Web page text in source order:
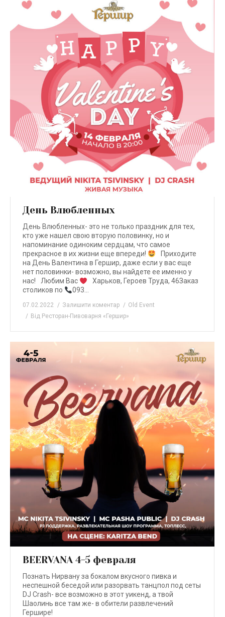
День Влюбленных
День Влюбленных- это не только праздник для тех,
кто уже нашел свою вторую половинку, но и
напоминание одиноким сердцам, что самое
прекрасное в их жизни еще впереди!
⠀Приходите
на День Валентина в Гершир, даже если у вас еще
нет половинки- возможно, вы найдете ее именно у
нас!⠀Любим Вас
⠀Харьков, Героев Труда, 46Заказ
столиков по
093…
07.02.2022 Залишити коментар
Old Event
Від Ресторан-Пивоварня «Гершир»
BEERVANA 4-5 февраля
Познать Нирвану за бокалом вкусного пивка и
неспешной беседой или разорвать танцпол под сеты
DJ Crash- все возможно в этот уикенд, а твой
Шаолинь все там же- в обители развлечений
Гершире!